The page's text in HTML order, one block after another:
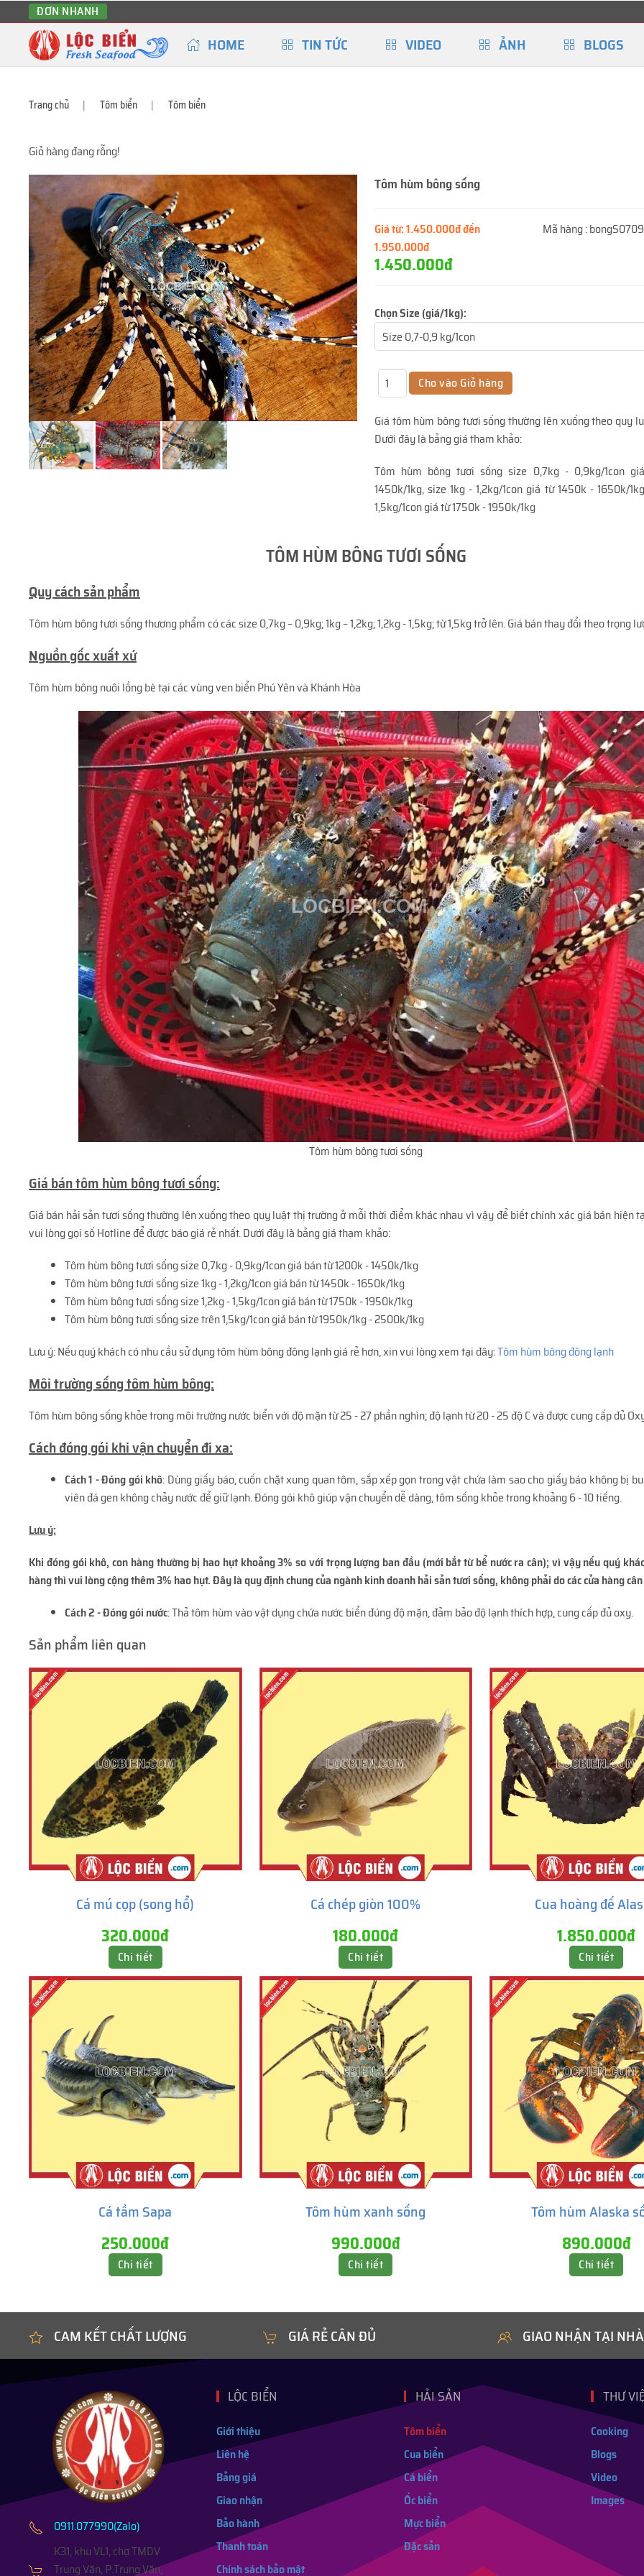
ĐƠN NHANH
HOME TIN TỨC VIDEO ẢNH BLOGS
Trang chủ Tôm biển Tôm biển
Giỏ hàng đang rỗng!
Tôm hùm bông sống
Giá từ:1.450.000đ đến
1.950.000đ
1.450.000đ
Mã hàng :bongS0709
Chọn Size (giá/1kg):
Giá tôm hùm bông tươi sống thường lên xuống theo quy
Dưới đây là bảng giá tham khảo:
Tôm hùm bông tươi sống size 0,7kg - 0,9kg/1con
1450k/1kg, size 1kg - 1,2kg/1con giá từ 1450k - 1650k/
1,5kg/1con giá từ 1750k - 1950k/1kg
TÔM HÙM BÔNG TƯƠI SỐNG
Quy cách sản phẩm
Tôm hùm bông tươi sống thương phẩm có các size 0,7kg – 0,9kg; 1kg – 1,2kg; 1,2kg - 1,5kg; từ 1,5kg trở lên. Giá bán thay đổi theo trọng
Nguồn gốc xuất xứ
Tôm hùm bông nuôi lồng bè tại các vùng ven biển Phú Yên và Khánh Hòa
Tôm hùm bông tươi sống
Giá bán tôm hùm bông tươi sống:
Giá bán hải sản tươi sống thường lên xuống theo quy luật thị trường ở mỗi thời điểm khác nhau vì vậy để biết chính xác giá bán hiện
vui lòng gọi số Hotline để được báo giá rẻ nhất. Dưới đây là bảng giá tham khảo:
Tôm hùm bông tươi sống size 0,7kg - 0,9kg/1con giá bán từ 1200k - 1450k/1kg
Tôm hùm bông tươi sống size 1kg - 1,2kg/1con giá bán từ 1450k - 1650k/1kg
Tôm hùm bông tươi sống size 1,2kg - 1,5kg/1con giá bán từ 1750k - 1950k/1kg
Tôm hùm bông tươi sống size trên 1,5kg/1con giá bán từ 1950k/1kg - 2500k/1kg
Lưu ý: Nếu quý khách có nhu cầu sử dụng tôm hùm bông đông lạnh giá rẻ hơn, xin vui lòng xem tại đây:Tôm hùm bông đông lạnh
Môi trường sống tôm hùm bông:
Tôm hùm bông sống khỏe trong môi trường nước biển với độ mặn từ 25 - 27 phần nghìn; độ lạnh từ 20 - 25 độ C và được cung cấp đủ
Cách đóng gói khi vận chuyển đi xa:
Cách 1 - Đóng gói khô: Dùng giấy báo, cuốn chặt xung quan tôm, sắp xếp gọn trong vật chứa làm sao cho giấy báo không bị
viên đá gen không chảy nước để giữ lạnh. Đóng gói khô giúp vận chuyển dễ dàng, tôm sống khỏe trong khoảng 6 - 10 tiếng.
Lưu ý:
Khi đóng gói khô, con hàng thường bị hao hụt khoảng 3% so với trọng lượng ban đầu (mới bắt từ bể nước ra cân); vì vậy nếu quý
hàng thì vui lòng cộng thêm 3% hao hụt. Đây là quy định chung của ngành kinh doanh hải sản tươi sống, không phải do các cửa hàng
Cách 2 - Đóng gói nước: Thả tôm hùm vào vật dụng chứa nước biển đúng độ mặn, đảm bảo độ lạnh thích hợp, cung cấp đủ oxy.
Sản phẩm liên quan
Cá mú cọp (song hổ)
320.000đ
Chi tiết
Cá chép giòn 100%
180.000đ
Chi tiết
Cua hoàng đế
1.850.000đ
Chi tiết
Cá tầm Sapa
250.000đ
Chi tiết
Tôm hùm xanh sống
990.000đ
Chi tiết
Tôm hùm Alaska
890.000đ
Chi tiết
CAM KẾT CHẤT LƯỢNG GIÁ RẺ CÂN ĐỦ GIAO NHẬN TẠI NHÀ
0911.077990(Zalo)
K31, khu VL1, chợ TMDV
Trung Văn, P.Trung Văn,
LỘC BIỂN
Giới thiệu
Liên hệ
Bảng giá
Giao nhận
Bảo hành
Thanh toán
Chính sách bảo mật
HẢI SẢN
Tôm biển
Cua biển
Cá biển
Ốc biển
Mực biển
Đặc sản
THƯ
Cooking
Blogs
Video
Images